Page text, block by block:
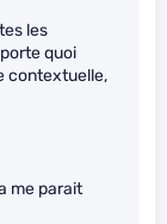
les
quoi
contextuelle,
me parait